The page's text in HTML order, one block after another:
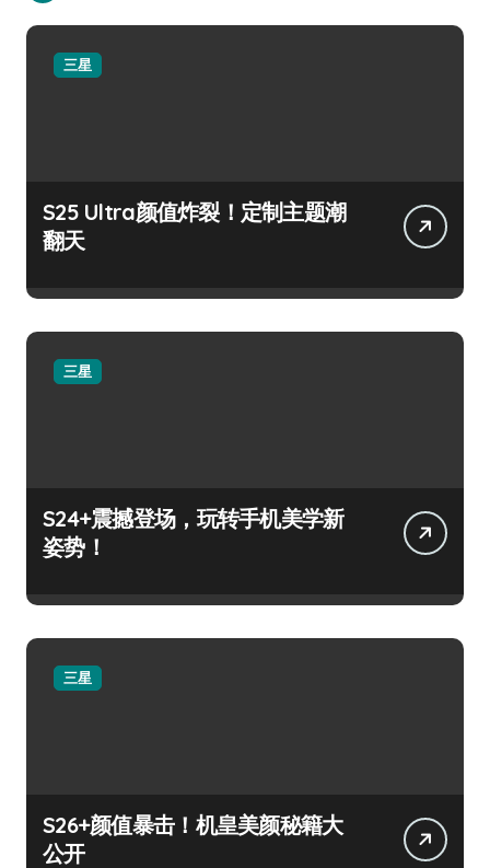
三星
S25 Ultra颜值炸裂！定制主题潮
翻天
三星
S24+震撼登场，玩转手机美学新
姿势！
三星
S26+颜值暴击！机皇美颜秘籍大
公开